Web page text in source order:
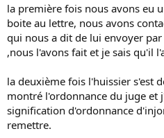
la première fois nous avons eu
boite au lettre, nous avons
qui nous a dit de lui envoyer
,nous l'avons fait et je sais qu'il
la deuxième fois l'huissier s'est
montré l'ordonnance du juge et
signification d'ordonnance
remettre.